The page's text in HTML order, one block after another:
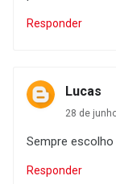
Responder
Lucas
28 de
Sempre escolho
Responder